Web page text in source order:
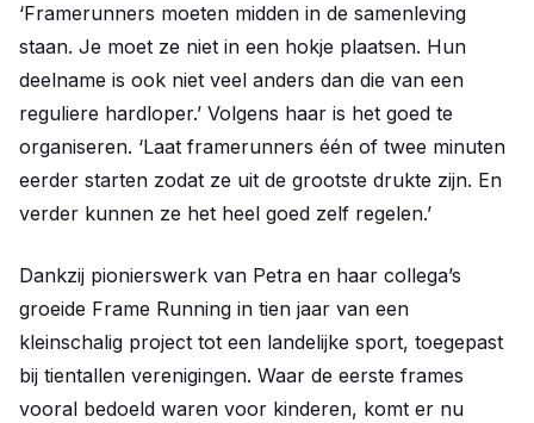
‘Framerunners moeten midden in de samenleving
staan. Je moet ze niet in een hokje plaatsen. Hun
deelname is ook niet veel anders dan die van een
reguliere hardloper.’ Volgens haar is het goed te
organiseren. ‘Laat framerunners één of twee minuten
eerder starten zodat ze uit de grootste drukte zijn. En
verder kunnen ze het heel goed zelf regelen.’
Dankzij pionierswerk van Petra en haar collega’s
groeide Frame Running in tien jaar van een
kleinschalig project tot een landelijke sport, toegepast
bij tientallen verenigingen. Waar de eerste frames
vooral bedoeld waren voor kinderen, komt er nu